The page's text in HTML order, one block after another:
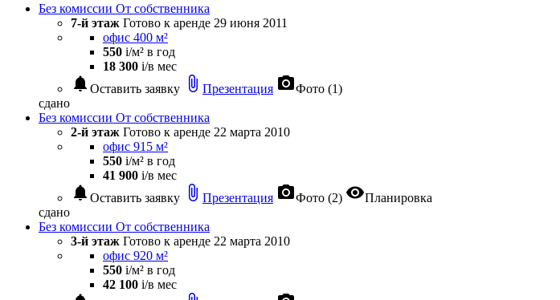
Без комиссии От собственника
7-й этаж Готово к аренде 29 июня 2011
офис 400 м²
550 i/м² в год
18 300 i/в мес
notifications Оставить заявку attach_file Презентация photo_cameraФото (1)
сдано
Без комиссии От собственника
2-й этаж Готово к аренде 22 марта 2010
офис 915 м²
550 i/м² в год
41 900 i/в мес
notifications Оставить заявку attach_file Презентация photo_cameraФото (2) visibilityПланировка
сдано
Без комиссии От собственника
3-й этаж Готово к аренде 22 марта 2010
офис 920 м²
550 i/м² в год
42 100 i/в мес